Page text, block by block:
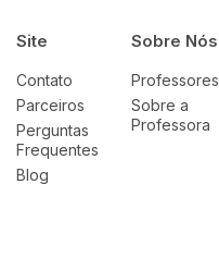
Site
Contato
Parceiros
Perguntas
Frequentes
Blog
Sobre Nós
Professores
Sobre a
Professora